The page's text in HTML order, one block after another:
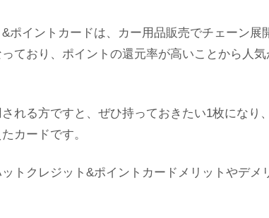
ポイントカードは、カー用品販売でチェーン展
ており、ポイントの還元率が高いことから人
れる方ですと、ぜひ持っておきたい1枚になり
カードです。
トクレジット&ポイントカードメリットやデメ